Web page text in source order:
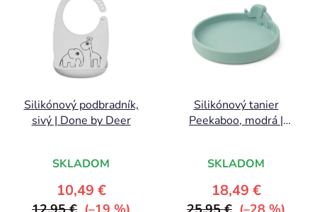
Silikónový podbradník,
sivý | Done by Deer
SKLADOM
10,49 €
Silikónový tanier
Peekaboo, modrá |
SKLADOM
18,49 €